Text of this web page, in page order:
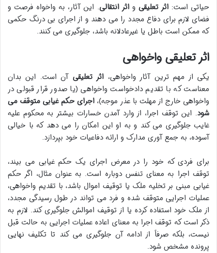
حیاتی است:اثر تعلیقی واثر انتقالی. این آثار، به واخواه فرصت و
فضای لازم برای دفاع مجدد را می دهند و از اجرای بی درنگ حکمی
که ممکن است باطل یا غیرعادلانه باشد، جلوگیری می کنند.
اثر تعلیقی واخواهی
یکی از مهم ترین آثار واخواهی، اثر تعلیقی آن است. این بدان
معناست که با تقدیم دادخواست واخواهی (یا صدور قرار قبولی در
واخواهی خارج از مهلت با عذر موجه)، اجرای حکم غیابی متوقف می
شود. این توقف اجرا، از وارد آمدن خسارات بیشتر به محکوم علیه
غایب جلوگیری می کند و به او این امکان را می دهد که با خیالی
آسوده، به جمع آوری مدارک و ارائه دفاعیات خود بپردازد.
برای فردی که خود را در معرض اجرای یک حکم غیابی می بیند،
توقف اجرا به معنای تنفس دوباره است. به عنوان مثال، اگر حکم
غیابی مبنی بر تخلیه ملک یا توقیف اموال باشد، با تقدیم واخواهی،
عملیات اجرایی متوقف شده و فرد می تواند در طول رسیدگی مجدد،
از ملک خود استفاده کرده یا از توقیف اموالش جلوگیری کند. لازم به
ذکر است که توقف اجرا به معنای اعاده عملیات اجرایی به حالت قبل
نیست، بلکه صرفاً از ادامه آن جلوگیری می کند تا تکلیف نهایی
پرونده مشخص شود.